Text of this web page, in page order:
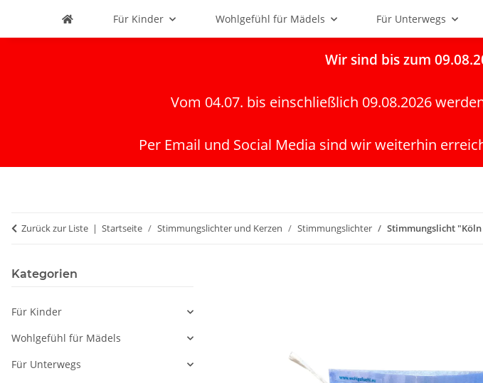
Für Kinder Wohlgefühl für Mädels Für Unterwegs
Wir sind bis zum
Vom 04.07. bis einschließlich 09.08.2026
Per Email und Social Media sind wir weiterhin
Zurück zur Liste Startseite Stimmungslichter und Kerzen Stimmungslichter Stimmungslicht
Kategorien
Für Kinder
Wohlgefühl für Mädels
Für Unterwegs